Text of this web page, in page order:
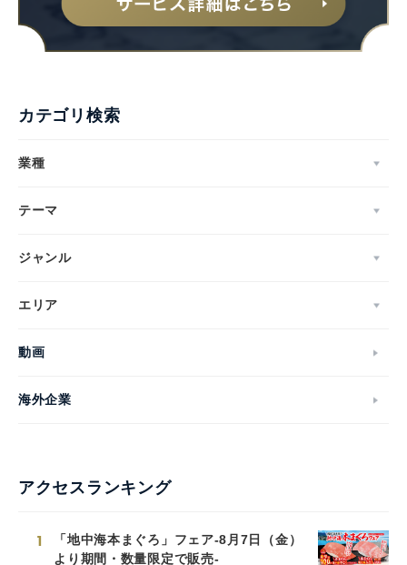
カテゴリ検索
業種
テーマ
ジャンル
エリア
動画
海外企業
アクセスランキング
1
「地中海本まぐろ」フェア-8月7日（金）
より期間・数量限定で販売-